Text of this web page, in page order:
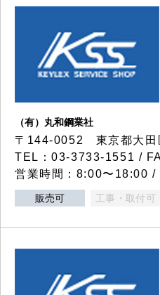
（有）丸和鋼業社
〒144-0052 東京都大田
TEL：03-3733-1551 /
営業時間：8:00〜18:00 /
販売可 工事・取付可